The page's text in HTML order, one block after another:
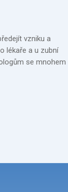
vzniku a
lékaře a u zubní
se mnohem